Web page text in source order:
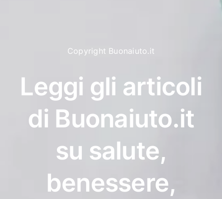
Copyright Buonaiuto.it
Leggi gli articoli
di Buonaiuto.it
su salute,
benessere,